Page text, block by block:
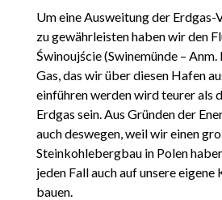
Um eine Ausweitung der Erdgas-
zu gewährleisten haben wir den
Świnoujście (Swinemünde – Anm.
Gas, das wir über diesen Hafen
einführen werden wird teurer als
Erdgas sein. Aus Gründen der
auch deswegen, weil wir einen
Steinkohlebergbau in Polen
jeden Fall auch auf unsere eigene
bauen.